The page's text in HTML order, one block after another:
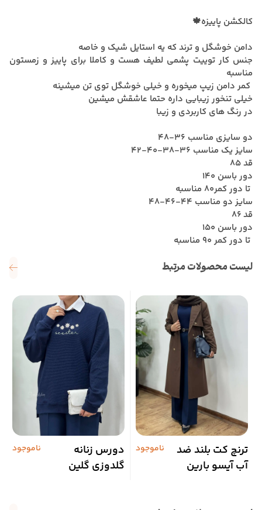
کالکشن پاییزه🍁
دامن خوشگل و ترند که یه استایل شیک و خاصه
جنس کار توییت پشمی لطیف هست و کاملا برای پاییز و زمستون
مناسبه
کمر دامن زیپ میخوره و خیلی خوشگل توی تن میشینه
خیلی تنخور زیبایی داره حتما عاشقش میشین
در رنگ های کاربردی و زیبا
دو سایزی مناسب 36-48
سایز یک مناسب 36-38-40-42
قد 85
دور باسن 140
تا دور کمر80 مناسبه
سایز دو مناسب 44-46-48
قد 86
دور باسن 150
تا دور کمر 90 مناسبه
لیست محصولات مرتبط
ترنچ کت بلند ضد
آب آیسو بارین
ناموجود
دورس زنانه
گلدوزی گلین
ناموجود